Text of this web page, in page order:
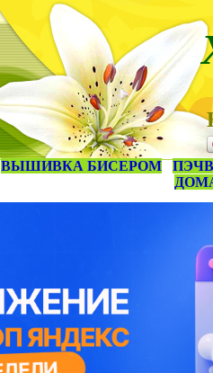
ВЫШИВКА БИСЕРОМ